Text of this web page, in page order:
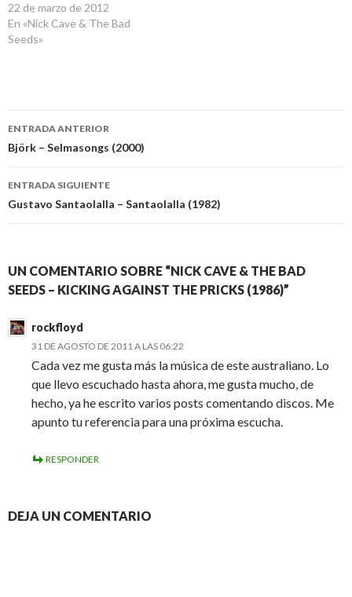
22 de marzo de 2012
En «Nick Cave & The Bad
Seeds»
Navegación
de
entradas
ENTRADA ANTERIOR
Björk – Selmasongs (2000)
ENTRADA SIGUIENTE
Gustavo Santaolalla – Santaolalla (1982)
UN COMENTARIO SOBRE “NICK CAVE & THE BAD
SEEDS – KICKING AGAINST THE PRICKS (1986)”
rockfloyd
31 DE AGOSTO DE 2011 A LAS 06:22
Cada vez me gusta más la música de este australiano. Lo
que llevo escuchado hasta ahora, me gusta mucho, de
hecho, ya he escrito varios posts comentando discos. Me
apunto tu referencia para una próxima escucha.
RESPONDER
DEJA UN COMENTARIO